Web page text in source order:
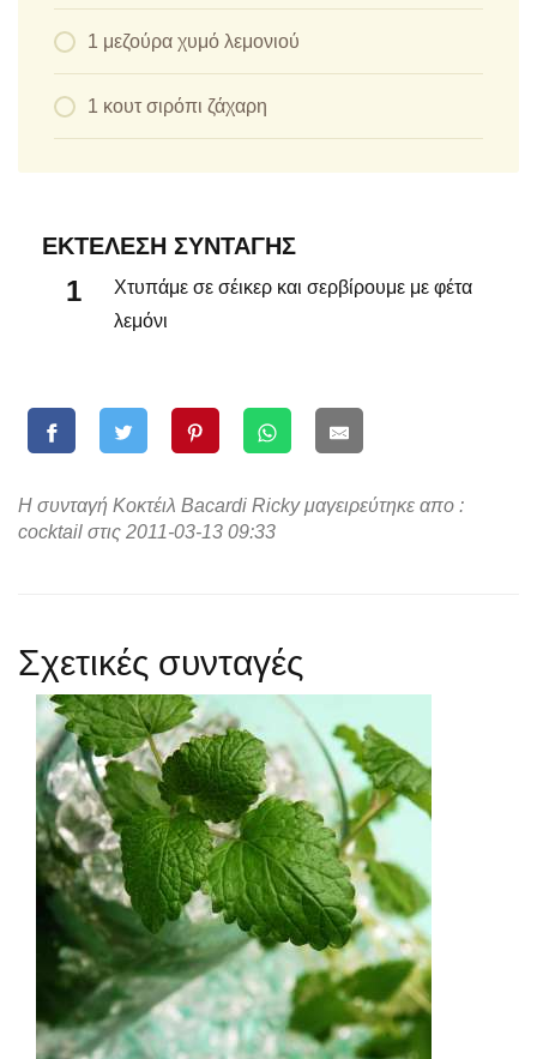
1 μεζούρα χυμό λεμονιού
1 κουτ σιρόπι ζάχαρη
ΕΚΤΈΛΕΣΗ ΣΥΝΤΑΓΉΣ
Χτυπάμε σε σέικερ και σερβίρουμε με φέτα
λεμόνι
Η συνταγή Κοκτέιλ Bacardi Ricky μαγειρεύτηκε απο :
cocktail στις 2011-03-13 09:33
Σχετικές συνταγές